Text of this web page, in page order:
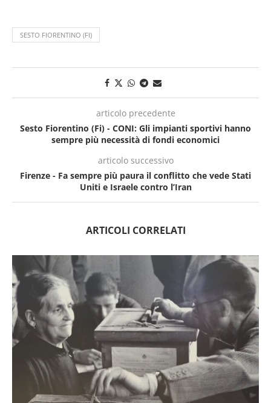
SESTO FIORENTINO (FI)
articolo precedente
Sesto Fiorentino (Fi) - CONI: Gli impianti sportivi hanno
sempre più necessità di fondi economici
articolo successivo
Firenze - Fa sempre più paura il conflitto che vede Stati
Uniti e Israele contro l’Iran
ARTICOLI CORRELATI